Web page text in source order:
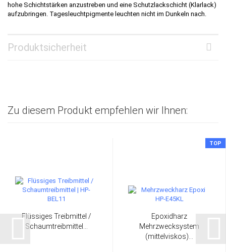
hohe Schichtstärken anzustreben und eine Schutzlackschicht (Klarlack)
aufzubringen. Tagesleuchtpigmente leuchten nicht im Dunkeln nach.
Produktsicherheit
Zu diesem Produkt empfehlen wir Ihnen:
Flüssiges Treibmittel /
Schaumtreibmittel...
TOP
Epoxidharz
Mehrzwecksystem
(mittelviskos)...